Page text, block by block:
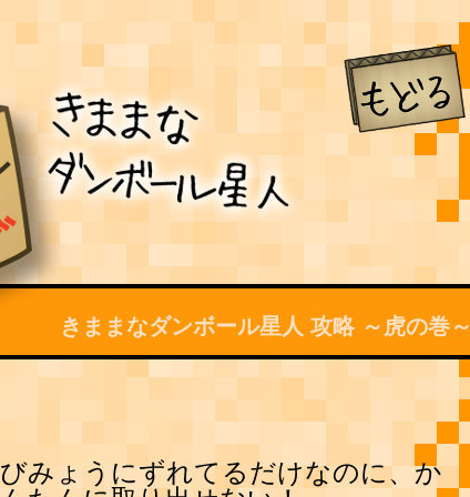
きままなダンボール星人 攻略 ～虎の巻～
びみょうにずれてるだけなのに、か